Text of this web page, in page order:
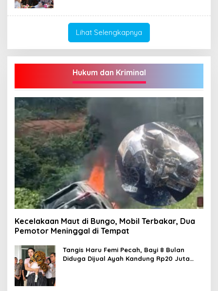
Lihat Selengkapnya
Hukum dan Kriminal
Kecelakaan Maut di Bungo, Mobil Terbakar, Dua
Pemotor Meninggal di Tempat
Tangis Haru Femi Pecah, Bayi 8 Bulan
Diduga Dijual Ayah Kandung Rp20 Juta